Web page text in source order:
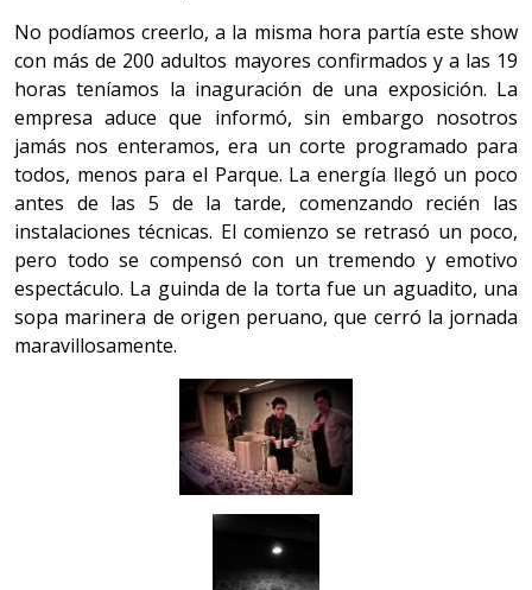
No podíamos creerlo, a la misma hora partía este show
con más de 200 adultos mayores confirmados y a las 19
horas teníamos la inaguración de una exposición. La
empresa aduce que informó, sin embargo nosotros
jamás nos enteramos, era un corte programado para
todos, menos para el Parque. La energía llegó un poco
antes de las 5 de la tarde, comenzando recién las
instalaciones técnicas. El comienzo se retrasó un poco,
pero todo se compensó con un tremendo y emotivo
espectáculo. La guinda de la torta fue un aguadito, una
sopa marinera de origen peruano, que cerró la jornada
maravillosamente.